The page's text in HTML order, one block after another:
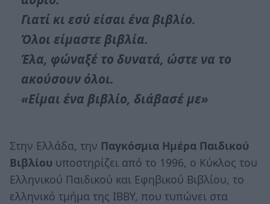
Γιατί κι εσύ είσαι ένα βιβλίο.
Όλοι είμαστε βιβλία.
Έλα, φώναξέ το δυνατά, ώστε να το
ακούσουν όλοι.
«Είμαι ένα βιβλίο, διάβασέ με»
Στην Ελλάδα, την Παγκόσμια Ημέρα Παιδικού
Βιβλίου υποστηρίζει από το 1996, ο Κύκλος του
Ελληνικού Παιδικού και Εφηβικού Βιβλίου, το
ελληνικό τμήμα της IBBY, που τυπώνει στα